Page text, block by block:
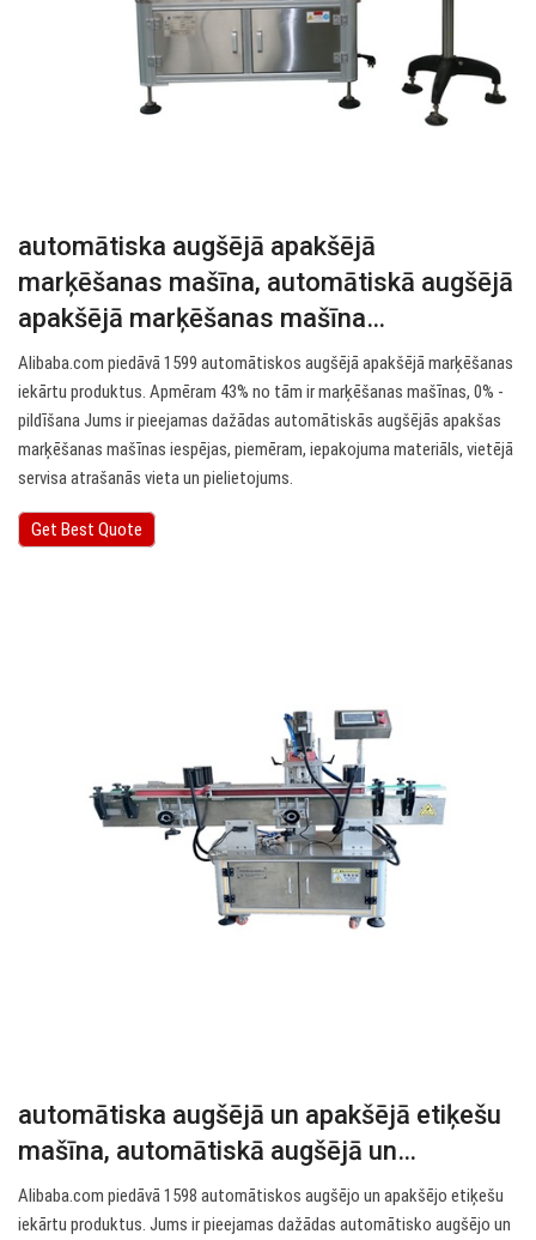
automātiska augšējā apakšējā
marķēšanas mašīna, automātiskā augšējā
apakšējā marķēšanas mašīna…
Alibaba.com piedāvā 1599 automātiskos augšējā apakšējā marķēšanas
iekārtu produktus. Apmēram 43% no tām ir marķēšanas mašīnas, 0% -
pildīšana Jums ir pieejamas dažādas automātiskās augšējās apakšas
marķēšanas mašīnas iespējas, piemēram, iepakojuma materiāls, vietējā
servisa atrašanās vieta un pielietojums.
Get Best Quote
automātiska augšējā un apakšējā etiķešu
mašīna, automātiskā augšējā un…
Alibaba.com piedāvā 1598 automātiskos augšējo un apakšējo etiķešu
iekārtu produktus. Jums ir pieejamas dažādas automātisko augšējo un